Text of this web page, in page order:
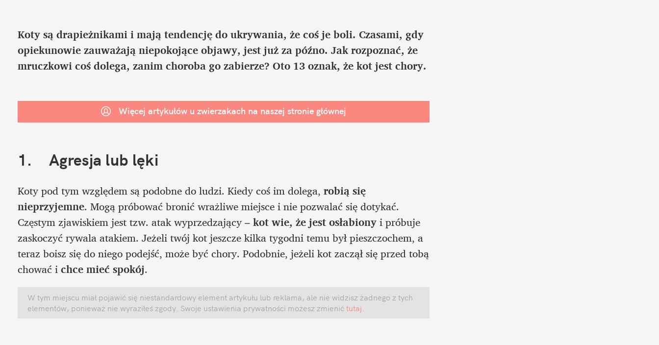
Koty są drapieżnikami i mają tendencję do ukrywania, że coś je boli. Czasami, gdy
opiekunowie zauważają niepokojące objawy, jest już za późno. Jak rozpoznać, że
mruczkowi coś dolega, zanim choroba go zabierze? Oto 13 oznak, że kot jest chory.
Więcej artykułów u zwierzakach na naszej stronie głównej
1.	Agresja lub lęki
Koty pod tym względem są podobne do ludzi. Kiedy coś im dolega, robią się
nieprzyjemne. Mogą próbować bronić wrażliwe miejsce i nie pozwalać się dotykać.
Częstym zjawiskiem jest tzw. atak wyprzedzający – kot wie, że jest osłabiony i próbuje
zaskoczyć rywala atakiem. Jeżeli twój kot jeszcze kilka tygodni temu był pieszczochem, a
teraz boisz się do niego podejść, może być chory. Podobnie, jeżeli kot zaczął się przed tobą
chować i chce mieć spokój.
W tym miejscu miał pojawić się niestandardowy element artykułu lub reklama, ale nie widzisz żadnego z tych
elementów, ponieważ nie wyraziłeś zgody. Swoje ustawienia prywatności możesz zmienić tutaj